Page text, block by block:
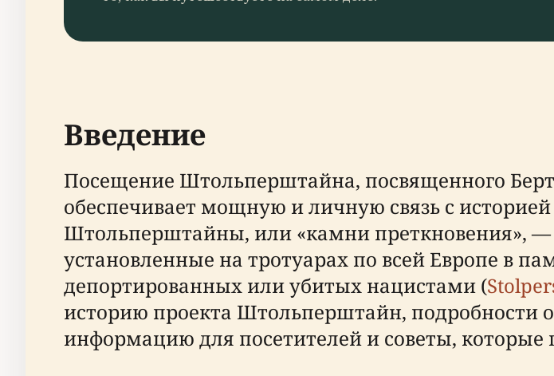
Введение
Посещение Штольперштайна, посвященного
обеспечивает мощную и личную связь с
Штольперштайны, или «камни преткновения», —
установленные на тротуарах по всей Европе в
депортированных или убитых нацистами (
историю проекта Штольперштайн,
информацию для посетителей и советы, которые